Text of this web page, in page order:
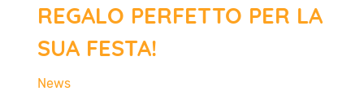
REGALO PERFETTO PER LA
SUA FESTA!
News